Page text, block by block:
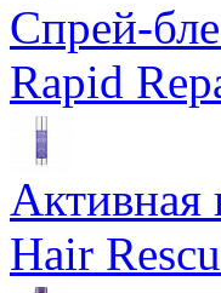
Спрей-
Rapid
Активная
Hair